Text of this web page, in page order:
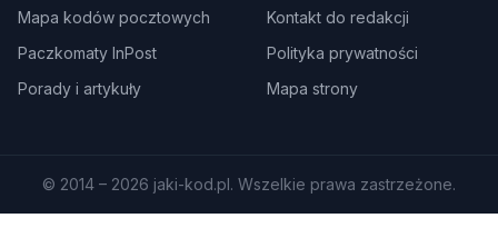
Mapa kodów pocztowych
Paczkomaty InPost
Porady i artykuły
Kontakt do redakcji
Polityka prywatności
Mapa strony
© 2014 – 2026 jaki-kod.pl. Wszelkie prawa zastrzeżone.